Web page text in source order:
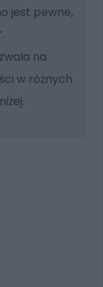
jest pewne,
na
w różnych